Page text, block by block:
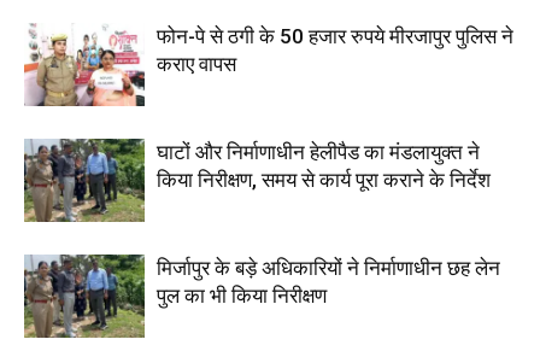
फोन-पे से ठगी के 50 हजार रुपये मीरजापुर पुलिस ने
कराए वापस
घाटों और निर्माणाधीन हेलीपैड का मंडलायुक्त ने
किया निरीक्षण, समय से कार्य पूरा कराने के निर्देश
मिर्जापुर के बड़े अधिकारियों ने निर्माणाधीन छह लेन
पुल का भी किया निरीक्षण